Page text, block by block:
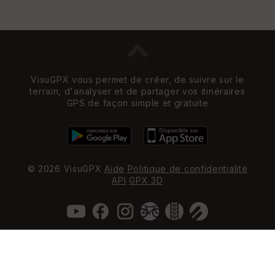
VisuGPX vous permet de créer, de suivre sur le
terrain, d'analyser et de partager vos itinéraires
GPS de façon simple et gratuite
© 2026 VisuGPX Aide Politique de confidentialité
API GPX 3D